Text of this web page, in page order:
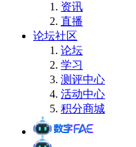
资讯
直播
论坛社区
论坛
学习
测评中心
活动中心
积分商城